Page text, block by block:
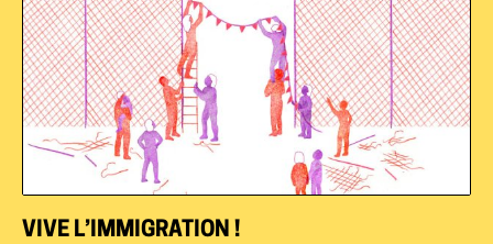
VIVE L’IMMIGRATION !